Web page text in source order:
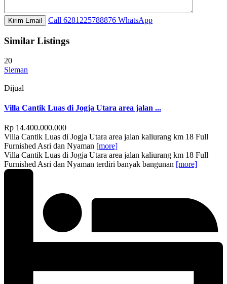
Call 6281225788876 WhatsApp
Similar Listings
20
Sleman
Dijual
Villa Cantik Luas di Jogja Utara area jalan ...
Rp 14.400.000.000
Villa Cantik Luas di Jogja Utara area jalan kaliurang km 18 Full
Furnished Asri dan Nyaman [more]
Villa Cantik Luas di Jogja Utara area jalan kaliurang km 18 Full
Furnished Asri dan Nyaman terdiri banyak bangunan [more]